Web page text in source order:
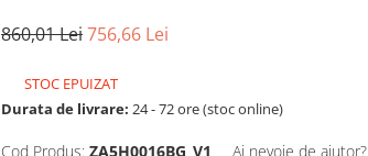
860,01 Lei756,66 Lei
STOC EPUIZAT
Durata de livrare: 24 - 72 ore (stoc online)
Cod Produs: ZA5H0016BG_V1 Ai nevoie de ajutor?